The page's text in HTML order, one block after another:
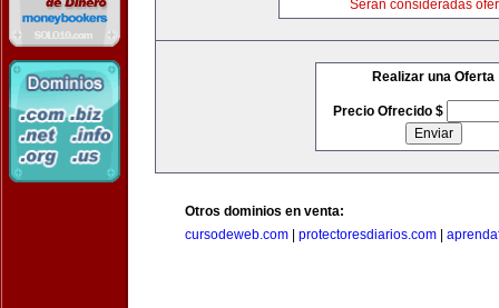
Serán consideradas
Realizar una Oferta
Precio Ofrecido $
Otros dominios en venta:
cursodeweb.com
protectoresdiarios.com